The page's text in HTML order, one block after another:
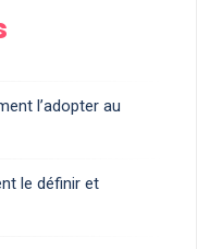
l’adopter au
le définir et